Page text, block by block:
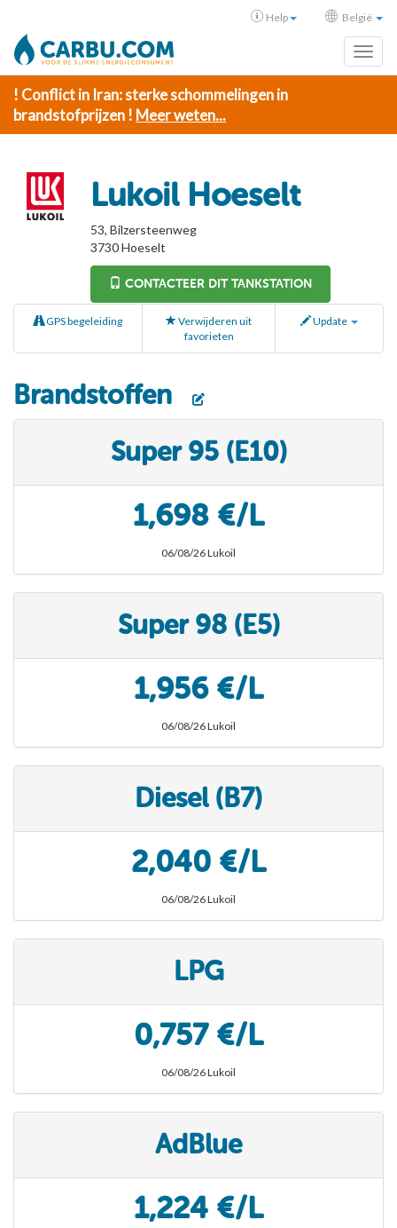
Help België
! Conflict in Iran: sterke schommelingen in
brandstofprijzen ! Meer weten...
Lukoil Hoeselt
53, Bilzersteenweg
3730Hoeselt
CONTACTEER DIT TANKSTATION
GPS begeleiding
Verwijderen uit
favorieten
Update
Brandstoffen
Super 95 (E10)
1,698 €/L
06/08/26 Lukoil
Super 98 (E5)
1,956 €/L
06/08/26 Lukoil
Diesel (B7)
2,040 €/L
06/08/26 Lukoil
LPG
0,757 €/L
06/08/26 Lukoil
AdBlue
1,224 €/L